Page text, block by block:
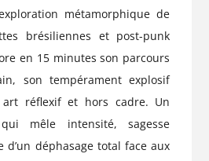
métamorphique de
brésiliennes et post-punk
en 15 minutes son parcours
son tempérament explosif
art réflexif et hors cadre. Un
mêle intensité, sagesse
d’un déphasage total face aux